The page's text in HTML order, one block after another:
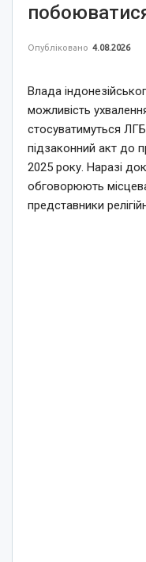
Опубліковано 4.08.2026
Влада
можливість
стосуватимуться
підзаконний акт до
2025 року. Наразі
обговорюють
представники